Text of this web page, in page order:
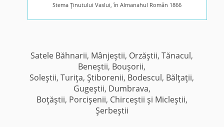
Stema Ţinutului Vaslui, în Almanahul Român 1866
Satele Băhnarii, Mânjeştii, Orzăştii, Tănacul,
Beneştii, Bouşorii,
Soleştii, Turiţa, Ştiborenii, Bodescul, Bălţaţii,
Gugeştii, Dumbrava,
Boţăştii, Porcişenii, Chirceştii şi Micleştii,
Şerbeştii